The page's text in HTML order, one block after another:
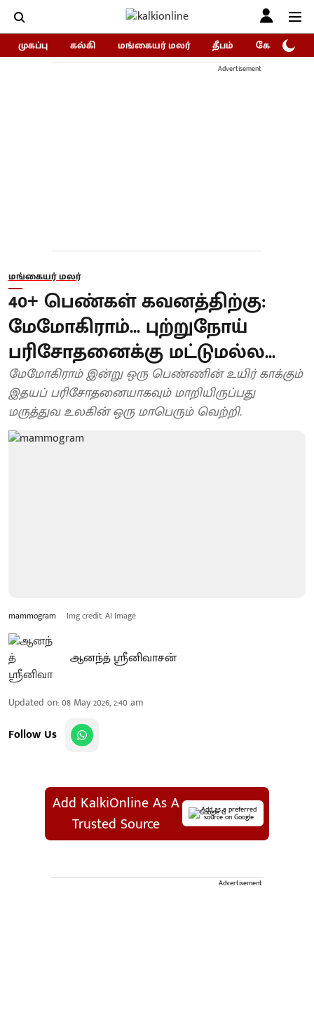
முகப்பு கல்கி மங்கையர் மலர் தீபம் கோகுலம்/
Advertisement
மங்கையர் மலர்
40+ பெண்கள் கவனத்திற்கு:
மேமோகிராம்... புற்றுநோய்
பரிசோதனைக்கு மட்டுமல்ல...
மேமோகிராம் இன்று ஒரு பெண்ணின் உயிர் காக்கும்
இதயப் பரிசோதனையாகவும் மாறியிருப்பது
மருத்துவ உலகின் ஒரு மாபெரும் வெற்றி.
mammogram Img credit: AI Image
ஆனந்த் ஸ்ரீனிவாசன்
Updated on:08 May 2026, 2:40 am
Follow Us
Add KalkiOnline As A
Trusted Source
Add as a preferred
source on Google
Advertisement